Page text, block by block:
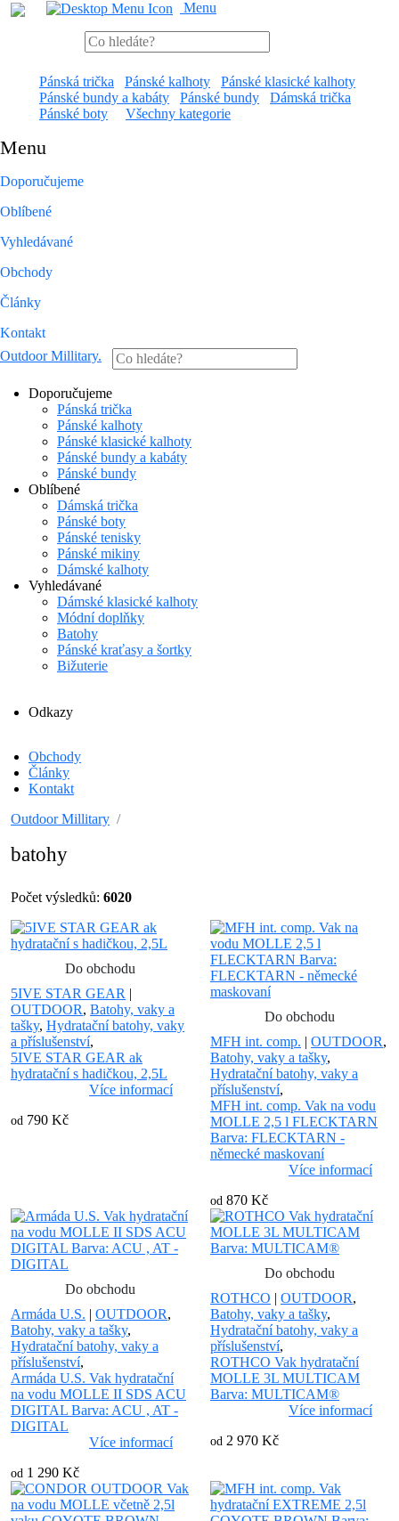
Menu
Pánská trička Pánské kalhoty
Pánské klasické kalhoty
Pánské bundy a kabáty
Pánské bundy
Dámská trička
Pánské boty
Všechny kategorie
Menu
Doporučujeme
Oblíbené
Vyhledávané
Obchody
Články
Kontakt
Outdoor Millitary.
Doporučujeme
Pánská trička
Pánské kalhoty
Pánské klasické kalhoty
Pánské bundy a kabáty
Pánské bundy
Oblíbené
Dámská trička
Pánské boty
Pánské tenisky
Pánské mikiny
Dámské kalhoty
Vyhledávané
Dámské klasické kalhoty
Módní doplňky
Batohy
Pánské kraťasy a šortky
Bižuterie
Odkazy
Obchody
Články
Kontakt
Outdoor Millitary
batohy
Počet výsledků: 6020
Do obchodu
5IVE STAR GEAR |
OUTDOOR, Batohy, vaky a
tašky, Hydratační batohy, vaky
a příslušenství,
5IVE STAR GEAR ak
hydratační s hadičkou, 2,5L
Více informací
od 790 Kč
Do obchodu
MFH int. comp. | OUTDOOR,
Batohy, vaky a tašky,
Hydratační batohy, vaky a
příslušenství,
MFH int. comp. Vak na vodu
MOLLE 2,5 l FLECKTARN
Barva: FLECKTARN -
německé maskovaní
Více informací
od 870 Kč
Do obchodu
Armáda U.S. | OUTDOOR,
Batohy, vaky a tašky,
Hydratační batohy, vaky a
příslušenství,
Armáda U.S. Vak hydratační
na vodu MOLLE II SDS ACU
DIGITAL Barva: ACU , AT -
DIGITAL
Více informací
od 1 290 Kč
Do obchodu
ROTHCO | OUTDOOR,
Batohy, vaky a tašky,
Hydratační batohy, vaky a
příslušenství,
ROTHCO Vak hydratační
MOLLE 3L MULTICAM
Barva: MULTICAM®
Více informací
od 2 970 Kč